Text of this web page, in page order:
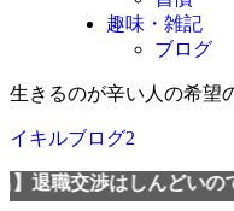
趣味・雑記
ブログ
生きるのが辛い人の希望
イキルブログ2
はしんどいので退職代